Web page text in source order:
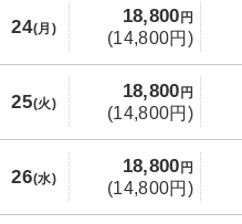
24(月)
18,800 円
(14,800円)
25(火)
18,800 円
(14,800円)
26(水)
18,800 円
(14,800円)